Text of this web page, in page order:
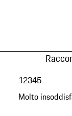
Molto
12345